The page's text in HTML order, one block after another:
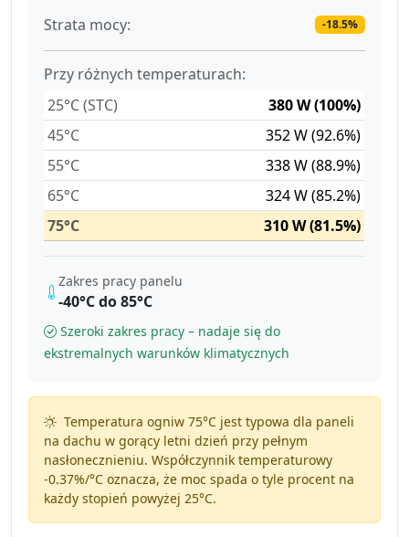
Strata mocy: -18.5%
Przy różnych temperaturach:
25°C (STC)
380 W (100%)
45°C
352 W (92.6%)
55°C
338 W (88.9%)
65°C
324 W (85.2%)
75°C
310 W (81.5%)
Zakres pracy panelu
-40°C do 85°C
Szeroki zakres pracy – nadaje się do
ekstremalnych warunków klimatycznych
Temperatura ogniw 75°C jest typowa dla paneli
na dachu w gorący letni dzień przy pełnym
nasłonecznieniu. Współczynnik temperaturowy
-0.37%/°Coznacza, że moc spada o tyle procent na
każdy stopień powyżej 25°C.